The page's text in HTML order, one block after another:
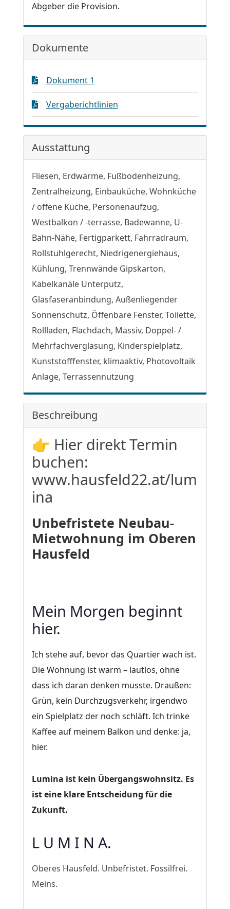
Abgeber die Provision.
Dokumente
Dokument 1
Vergaberichtlinien
Ausstattung
Fliesen, Erdwärme, Fußbodenheizung,
Zentralheizung, Einbauküche, Wohnküche
/ offene Küche, Personenaufzug,
Westbalkon / -terrasse, Badewanne, U-
Bahn-Nähe, Fertigparkett, Fahrradraum,
Rollstuhlgerecht, Niedrigenergiehaus,
Kühlung, Trennwände Gipskarton,
Kabelkanäle Unterputz,
Glasfaseranbindung, Außenliegender
Sonnenschutz, Öffenbare Fenster, Toilette,
Rollladen, Flachdach, Massiv, Doppel- /
Mehrfachverglasung, Kinderspielplatz,
Kunststofffenster, klimaaktiv, Photovoltaik
Anlage, Terrassennutzung
Beschreibung
👉 Hier direkt Termin
buchen:
www.hausfeld22.at/lum
ina
Unbefristete Neubau-
Mietwohnung im Oberen
Hausfeld
Mein Morgen beginnt
hier.
Ich stehe auf, bevor das Quartier wach ist.
Die Wohnung ist warm – lautlos, ohne
dass ich daran denken musste. Draußen:
Grün, kein Durchzugsverkehr, irgendwo
ein Spielplatz der noch schläft. Ich trinke
Kaffee auf meinem Balkon und denke: ja,
hier.
Lumina ist kein Übergangswohnsitz. Es
ist eine klare Entscheidung für die
Zukunft.
L U M I N A.
Oberes Hausfeld. Unbefristet. Fossilfrei.
Meins.